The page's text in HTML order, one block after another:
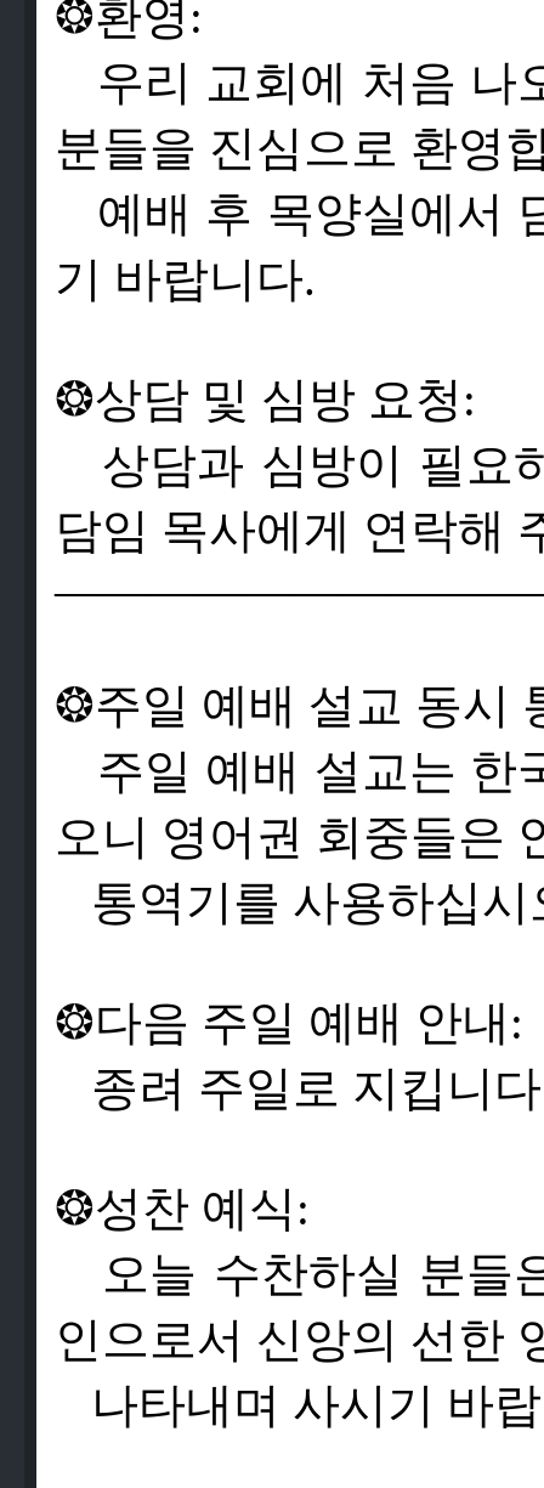
❂환영:
우리 교회에 처음 나
분들을 진심으로 환영
예배 후 목양실에서
기 바랍니다.
❂상담 및 심 방 요청:
상담과 심 방이 필 요
담임 목사에게 연 락해
❂주일 예배 설 교 동시
주일 예배 설 교는 한
오니 영어 권 회중들은
통역 기를 사용하십시
❂다음 주일 예배 안내:
종려 주일 로 지 킵 니 다
❂성찬 예식 :
오늘 수찬하실 분들
인으로서 신 앙의 선 한
나타내며 사시 기 바랍